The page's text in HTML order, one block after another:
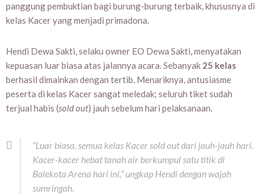
panggung pembuktian bagi burung-burung terbaik, khususnya di
kelas Kacer yang menjadi primadona.
Hendi Dewa Sakti, selaku owner EO Dewa Sakti, menyatakan
kepuasan luar biasa atas jalannya acara. Sebanyak 25 kelas
berhasil dimainkan dengan tertib. Menariknya, antusiasme
peserta di kelas Kacer sangat meledak; seluruh tiket sudah
terjual habis (sold out) jauh sebelum hari pelaksanaan.
“Luar biasa, semua kelas Kacer sold out dari jauh-jauh hari.
Kacer-kacer hebat tanah air berkumpul satu titik di
Balekota Arena hari ini,” ungkap Hendi dengan wajah
sumringah.